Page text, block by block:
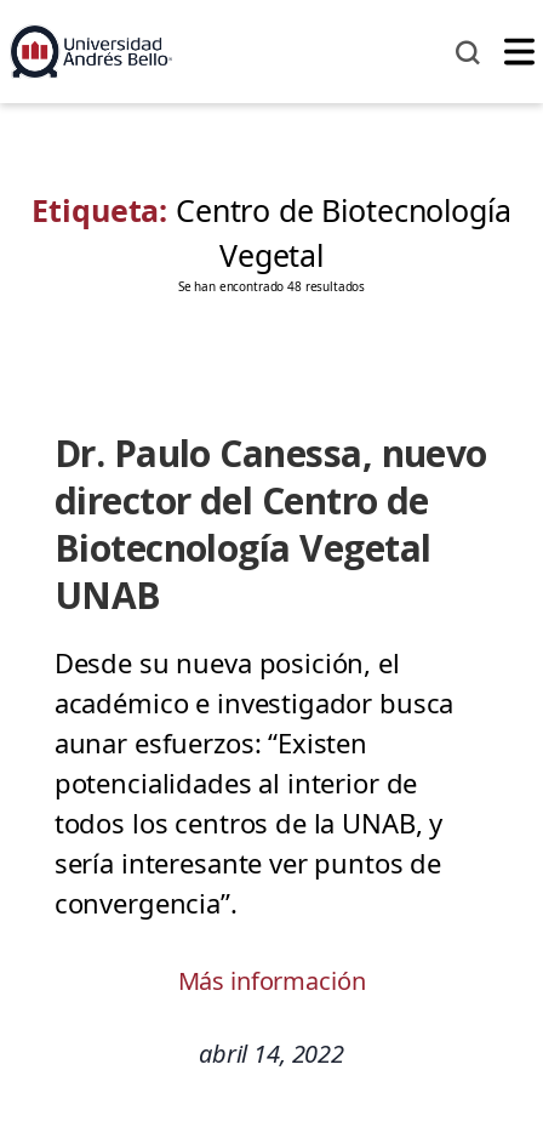
Etiqueta: Centro de Biotecnología
Vegetal
Se han encontrado 48 resultados
Dr. Paulo Canessa, nuevo
director del Centro de
Biotecnología Vegetal
UNAB
Desde su nueva posición, el
académico e investigador busca
aunar esfuerzos: “Existen
potencialidades al interior de
todos los centros de la UNAB, y
sería interesante ver puntos de
convergencia”.
Más información
abril 14, 2022